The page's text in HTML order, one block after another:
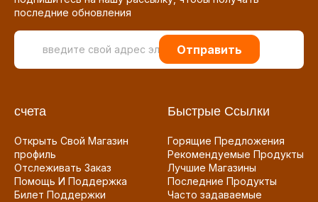
последние обновления
Отправить
счета
Открыть Свой Магазин
профиль
Отслеживать Заказ
Помощь И Поддержка
Билет Поддержки
Быстрые Ссылки
Горящие Предложения
Рекомендуемые Продукты
Лучшие Магазины
Последние Продукты
Часто задаваемые